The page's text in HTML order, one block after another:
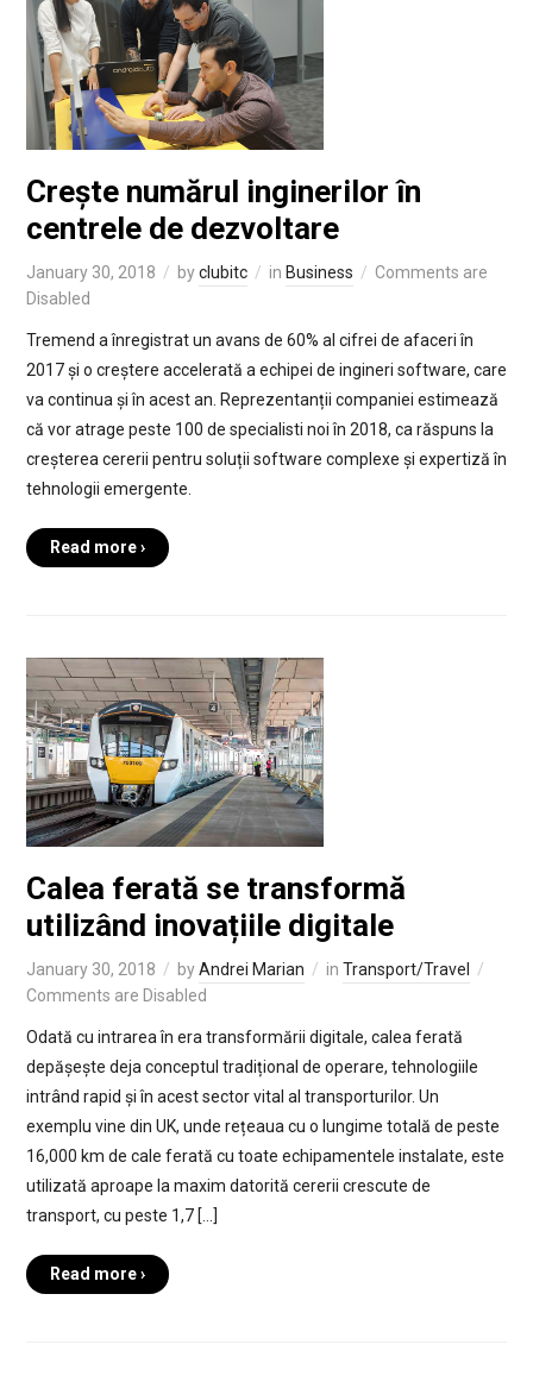
Crește numărul inginerilor în
centrele de dezvoltare
January 30, 2018 byclubitc in Business
Comments are
Disabled
Tremend a înregistrat un avans de 60% al cifrei de afaceri în
2017 și o creștere accelerată a echipei de ingineri software, care
va continua și în acest an. Reprezentanții companiei estimează
că vor atrage peste 100 de specialisti noi în 2018, ca răspuns la
creșterea cererii pentru soluții software complexe și expertiză în
tehnologii emergente.
Read more ›
Calea ferată se transformă
utilizând inovațiile digitale
January 30, 2018 byAndrei Marian in Transport/Travel
Comments are Disabled
Odată cu intrarea în era transformării digitale, calea ferată
depășește deja conceptul tradițional de operare, tehnologiile
intrând rapid și în acest sector vital al transporturilor. Un
exemplu vine din UK, unde rețeaua cu o lungime totală de peste
16,000 km de cale ferată cu toate echipamentele instalate, este
utilizată aproape la maxim datorită cererii crescute de
transport, cu peste 1,7 […]
Read more ›